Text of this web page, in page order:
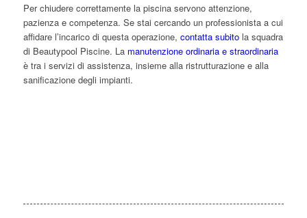
Per chiudere correttamente la piscina servono attenzione,
pazienza e competenza. Se stai cercando un professionista a cui
affidare l’incarico di questa operazione, contatta subitola squadra
di Beautypool Piscine. La manutenzione ordinaria e straordinaria
è tra i servizi di assistenza, insieme alla ristrutturazione e alla
sanificazione degli impianti.